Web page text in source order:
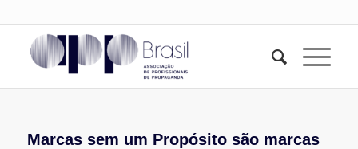
Marcas sem um Propósito são marcas